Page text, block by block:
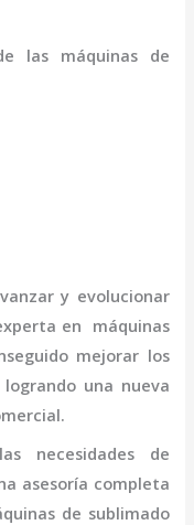
las máquinas de
y evolucionar
en máquinas
mejorar los
una nueva
necesidades de
asesoría completa
de sublimado